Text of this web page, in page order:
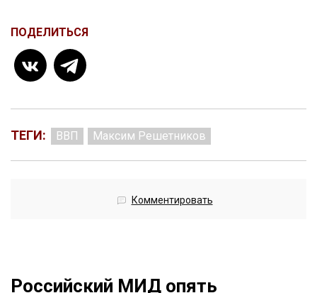
ПОДЕЛИТЬСЯ
ТЕГИ: ВВП Максим Решетников
Комментировать
Российский МИД опять